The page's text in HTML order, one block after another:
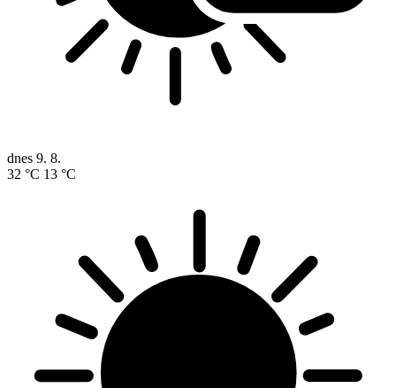
dnes 9. 8.
32 °C 13 °C